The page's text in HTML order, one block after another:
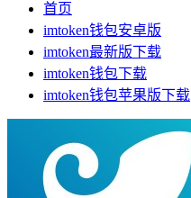
首页
imtoken钱包安卓版
imtoken最新版下载
imtoken钱包下载
imtoken钱包苹果版下载